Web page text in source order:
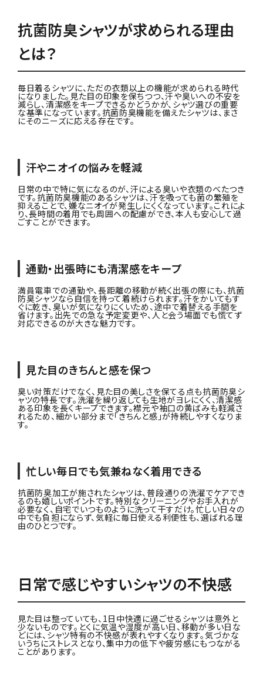
抗菌防臭シャツが求められる理由
とは？
毎日着るシャツに、ただの衣類以上の機能が求められる時代
になりました。見た目の印象を保ちつつ、汗や臭いへの不安を
減らし、清潔感をキープできるかどうかが、シャツ選びの重要
な基準になっています。抗菌防臭機能を備えたシャツは、まさ
にそのニーズに応える存在です。
汗やニオイの悩みを軽減
日常の中で特に気になるのが、汗による臭いや衣類のべたつき
です。抗菌防臭機能のあるシャツは、汗を吸っても菌の繁殖を
抑えることで、嫌なニオイが発生しにくくなっています。これによ
り、長時間の着用でも周囲への配慮ができ、本人も安心して過
ごすことができます。
通勤・出張時にも清潔感をキープ
満員電車での通勤や、長距離の移動が続く出張の際にも、抗菌
防臭シャツなら自信を持って着続けられます。汗をかいてもす
ぐに乾き、臭いが気になりにくいため、途中で着替える手間を
省けます。出先での急な予定変更や、人と会う場面でも慌てず
対応できるのが大きな魅力です。
見た目のきちんと感を保つ
臭い対策だけでなく、見た目の美しさを保てる点も抗菌防臭シ
ャツの特長です。洗濯を繰り返しても生地がヨレにくく、清潔感
ある印象を長くキープできます。襟元や袖口の黄ばみも軽減さ
れるため、細かい部分まで「きちんと感」が持続しやすくなりま
す。
忙しい毎日でも気兼ねなく着用できる
抗菌防臭加工が施されたシャツは、普段通りの洗濯でケアでき
るのも嬉しいポイントです。特別なクリーニングやお手入れが
必要なく、自宅でいつものように洗って干すだけ。忙しい日々の
中でも負担にならず、気軽に毎日使える利便性も、選ばれる理
由のひとつです。
日常で感じやすいシャツの不快感
見た目は整っていても、1日中快適に過ごせるシャツは意外と
少ないものです。とくに気温や湿度が高い日、移動が多い日な
どには、シャツ特有の不快感が表れやすくなります。気づかな
いうちにストレスとなり、集中力の低下や疲労感にもつながる
ことがあります。